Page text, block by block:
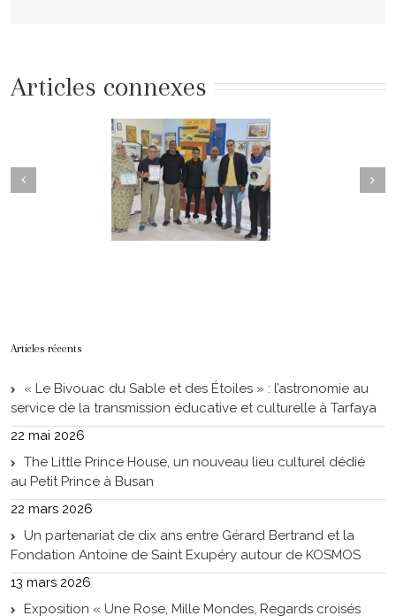
Articles connexes
Articles récents
« Le Bivouac du Sable et des Étoiles » : l’astronomie au
service de la transmission éducative et culturelle à Tarfaya
22 mai 2026
The Little Prince House, un nouveau lieu culturel dédié
au Petit Prince à Busan
22 mars 2026
Un partenariat de dix ans entre Gérard Bertrand et la
Fondation Antoine de Saint Exupéry autour de KOSMOS
13 mars 2026
Exposition « Une Rose, Mille Mondes, Regards croisés